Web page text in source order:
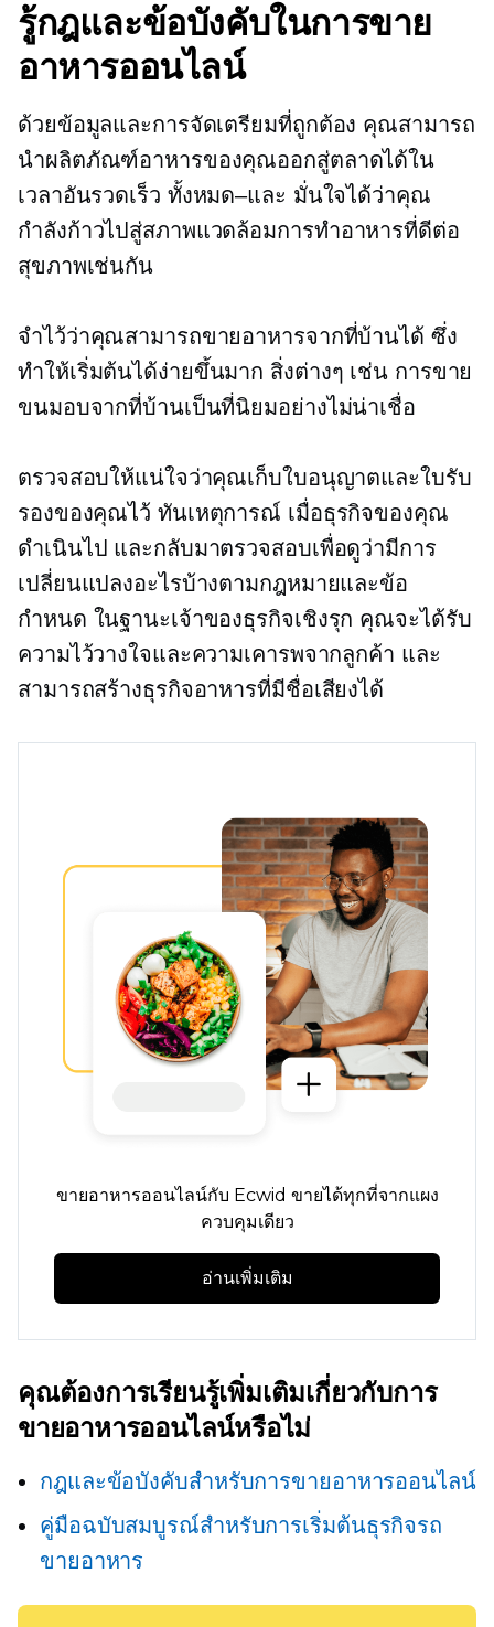
รู้กฎและข้อบังคับในการขาย
อาหารออนไลน์
ด้วยข้อมูลและการจัดเตรียมที่ถูกต้อง คุณสามารถ
นำผลิตภัณฑ์อาหารของคุณออกสู่ตลาดได้ใน
เวลาอันรวดเร็ว ทั้งหมด–และ มั่นใจได้ว่าคุณ
กำลังก้าวไปสู่สภาพแวดล้อมการทำอาหารที่ดีต่อ
สุขภาพเช่นกัน
จำไว้ว่าคุณสามารถขายอาหารจากที่บ้านได้ ซึ่ง
ทำให้เริ่มต้นได้ง่ายขึ้นมาก สิ่งต่างๆ เช่น การขาย
ขนมอบจากที่บ้านเป็นที่นิยมอย่างไม่น่าเชื่อ
ตรวจสอบให้แน่ใจว่าคุณเก็บใบอนุญาตและใบรับ
รองของคุณไว้ ทันเหตุการณ์ เมื่อธุรกิจของคุณ
ดำเนินไป และกลับมาตรวจสอบเพื่อดูว่ามีการ
เปลี่ยนแปลงอะไรบ้างตามกฎหมายและข้อ
กำหนด ในฐานะเจ้าของธุรกิจเชิงรุก คุณจะได้รับ
ความไว้วางใจและความเคารพจากลูกค้า และ
สามารถสร้างธุรกิจอาหารที่มีชื่อเสียงได้
ขายอาหารออนไลน์กับ Ecwid ขายได้ทุกที่จากแผง
ควบคุมเดียว
อ่านเพิ่มเติม
คุณต้องการเรียนรู้เพิ่มเติมเกี่ยวกับการ
ขายอาหารออนไลน์หรือไม่
กฎและข้อบังคับสำหรับการขายอาหารออนไลน์
คู่มือฉบับสมบูรณ์สำหรับการเริ่มต้นธุรกิจรถ
ขายอาหาร